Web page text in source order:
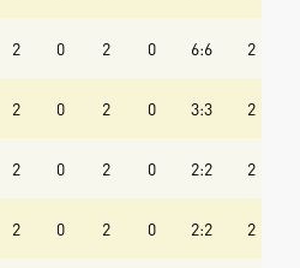
2 0 2 0 6:6 2
2 0 2 0 3:3 2
2 0 2 0 2:2 2
2 0 2 0 2:2 2